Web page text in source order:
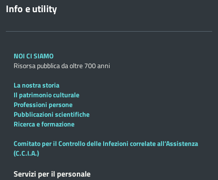
Info e utility
NOI CI SIAMO
Risorsa pubblica da oltre 700 anni
La nostra storia
Il patrimonio culturale
Professioni persone
Pubblicazioni scientifiche
Ricerca e formazione
Comitato per il Controllo delle Infezioni correlate all’Assistenza
(C.C.I.A.)
Servizi per il personale